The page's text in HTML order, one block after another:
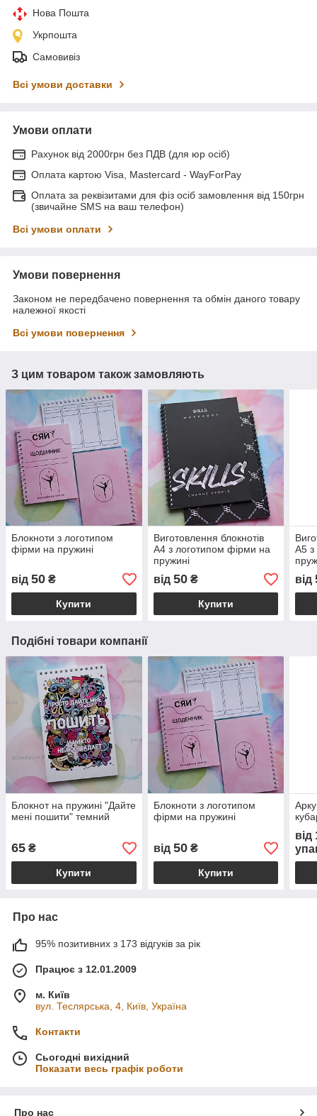
Нова Пошта
Укрпошта
Самовивіз
Всі умови доставки
Умови оплати
Рахунок від 2000грн без ПДВ (для юр осіб)
Оплата картою Visa, Mastercard - WayForPay
Оплата за реквізитами для фіз осіб замовлення від 150грн
(звичайне SMS на ваш телефон)
Всі умови оплати
Умови повернення
Законом не передбачено повернення та обмін даного товару
належної якості
Всі умови повернення
З цим товаром також замовляють
Блокноти з логотипом
фірми на пружині
від 50 ₴
Купити
Виготовлення блокнотів
А4 з логотипом фірми на
пружині
від 50₴
Купити
А5 з
від
Подібні товари компанії
Блокнот на пружині "Дайте
мені пошити" темний
65 ₴
Купити
Блокноти з логотипом
фірми на пружині
від 50₴
Купити
від
Про нас
95% позитивних з 173 відгуків за рік
Працює з 12.01.2009
м. Київ
вул. Теслярська, 4, Київ, Україна
Контакти
Сьогодні вихідний
Показати весь графік роботи
Про нас